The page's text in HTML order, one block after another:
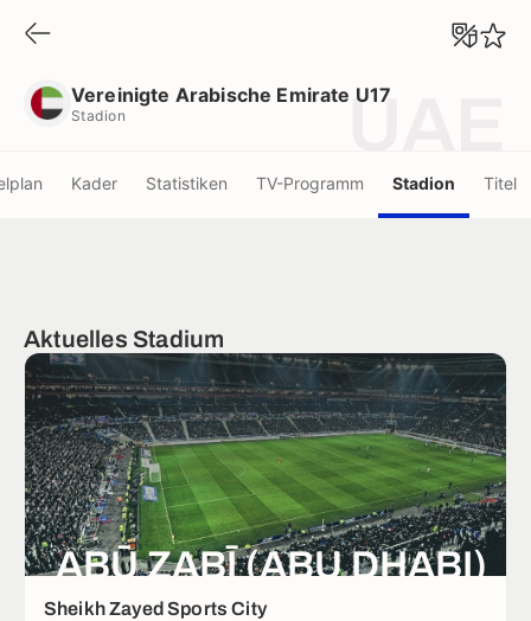
Vereinigte Arabische Emirate U17
Stadion UAE
Kader Statistiken TV-Programm Stadion Titel
Aktuelles Stadium
ABŪ ẒABĪ (ABU DHABI)
Sheikh Zayed Sports City